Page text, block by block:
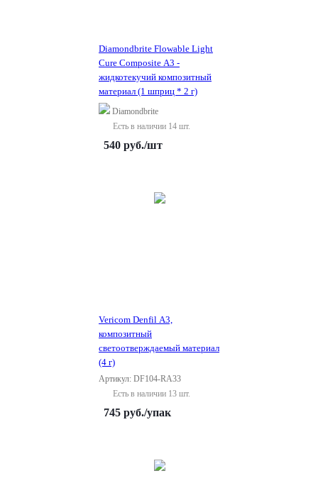
Diamondbrite Flowable Light
Cure Composite A3 -
жидкотекучий композитный
материал (1 шприц * 2 г)
Diamondbrite
Есть в наличии 14 шт.
540 руб./шт
Vericom Denfil A3,
композитный
светоотверждаемый материал
(4 г)
Артикул: DF104-RA33
Есть в наличии 13 шт.
745 руб./упак